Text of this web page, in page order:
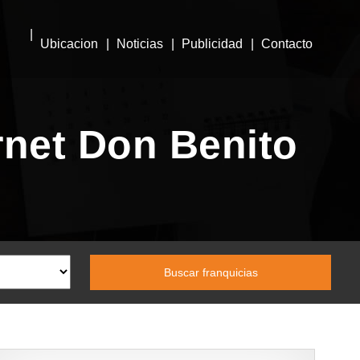
Ubicacion Noticias Publicidad Contacto
Don Benito